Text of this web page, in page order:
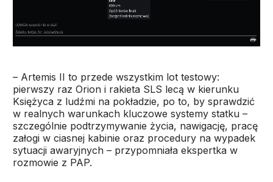
– Artemis II to przede wszystkim lot testowy:
pierwszy raz Orion i rakieta SLS lecą w kierunku
Księżyca z ludźmi na pokładzie, po to, by sprawdzić
w realnych warunkach kluczowe systemy statku –
szczególnie podtrzymywanie życia, nawigację, pracę
załogi w ciasnej kabinie oraz procedury na wypadek
sytuacji awaryjnych – przypomniała ekspertka w
rozmowie z PAP.